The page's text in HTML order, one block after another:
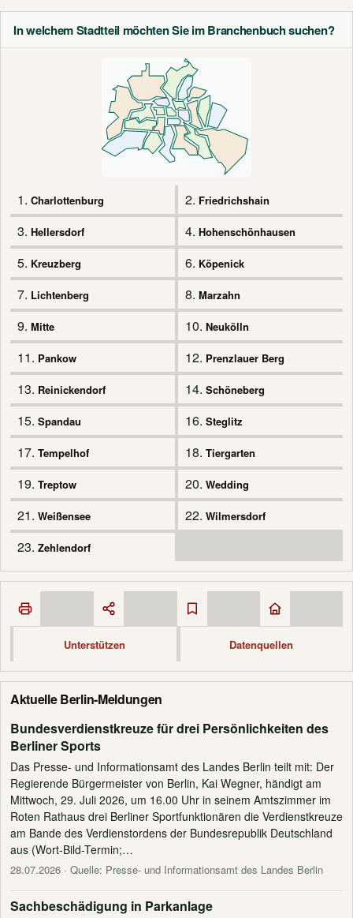
In welchem Stadtteil möchten Sie im Branchenbuch suchen?
1. Charlottenburg 2. Friedrichshain
3. Hellersdorf 4. Hohenschönhausen
5. Kreuzberg 6. Köpenick
7. Lichtenberg 8. Marzahn
9. Mitte 10. Neukölln
11. Pankow 12. Prenzlauer Berg
13. Reinickendorf 14. Schöneberg
15. Spandau 16. Steglitz
17. Tempelhof 18. Tiergarten
19. Treptow 20. Wedding
21. Weißensee 22. Wilmersdorf
23. Zehlendorf
Unterstützen Datenquellen
Aktuelle Berlin-Meldungen
Bundesverdienstkreuze für drei Persönlichkeiten des
Berliner Sports
Das Presse- und Informationsamt des Landes Berlin teilt mit: Der
Regierende Bürgermeister von Berlin, Kai Wegner, händigt am
Mittwoch, 29. Juli 2026, um 16.00 Uhr in seinem Amtszimmer im
Roten Rathaus drei Berliner Sportfunktionären die Verdienstkreuze
am Bande des Verdienstordens der Bundesrepublik Deutschland
aus (Wort-Bild-Termin;…
28.07.2026 · Quelle: Presse- und Informationsamt des Landes Berlin
Sachbeschädigung in Parkanlage